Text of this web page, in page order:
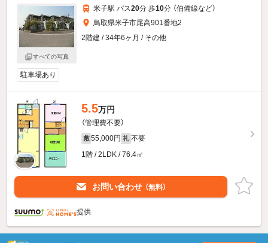
すべての写真
米子駅 バス20分 歩10分 （伯備線など）
鳥取県米子市尾高901番地2
2階建 / 34年6ヶ月 / その他
駐車場あり
5.5万円
（管理費不要）
敷 55,000円 礼 不要
1階 / 2LDK / 76.4㎡
お問い合わせ （無料）
提供